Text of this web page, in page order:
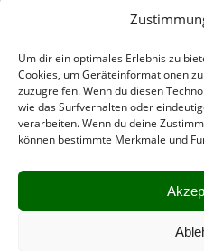
Um dir ein optimales Erlebnis zu
Cookies, um Geräteinformationen
zuzugreifen. Wenn du diesen
wie das Surfverhalten oder
verarbeiten. Wenn du deine
können bestimmte Merkmale und
Impressum
Datenschutz
Folgen Sie uns auf
Bei uns können Sie mit